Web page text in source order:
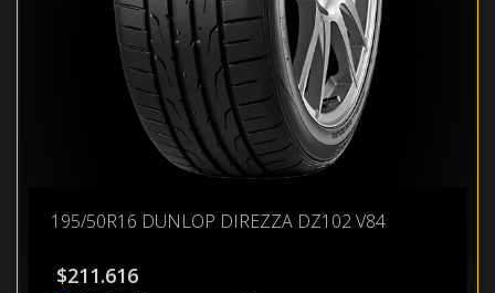
195/50R16 DUNLOP DIREZZA DZ102 V84
$211.616